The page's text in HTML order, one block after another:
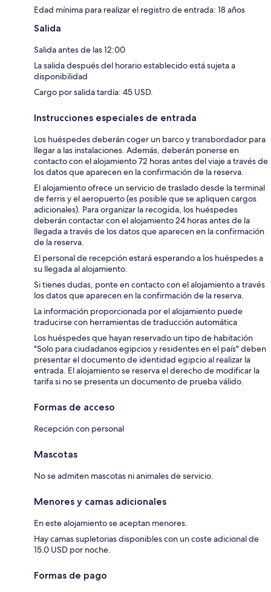
Edad mínima para realizar el registro de entrada: 18 años
Salida
Salida antes de las 12:00
La salida después del horario establecido está sujeta a
disponibilidad
Cargo por salida tardía: 45 USD.
Instrucciones especiales de entrada
Los huéspedes deberán coger un barco y transbordador para
llegar a las instalaciones. Además, deberán ponerse en
contacto con el alojamiento 72 horas antes del viaje a través de
los datos que aparecen en la confirmación de la reserva.
El alojamiento ofrece un servicio de traslado desde la terminal
de ferris y el aeropuerto (es posible que se apliquen cargos
adicionales). Para organizar la recogida, los huéspedes
deberán contactar con el alojamiento 24 horas antes de la
llegada a través de los datos que aparecen en la confirmación
de la reserva.
El personal de recepción estará esperando a los huéspedes a
su llegada al alojamiento.
Si tienes dudas, ponte en contacto con el alojamiento a través
los datos que aparecen en la confirmación de la reserva.
La información proporcionada por el alojamiento puede
traducirse con herramientas de traducción automática
Los huéspedes que hayan reservado un tipo de habitación
"Solo para ciudadanos egipcios y residentes en el país" deben
presentar el documento de identidad egipcio al realizar la
entrada. El alojamiento se reserva el derecho de modificar la
tarifa si no se presenta un documento de prueba válido.
Formas de acceso
Recepción con personal
Mascotas
No se admiten mascotas ni animales de servicio.
Menores y camas adicionales
En este alojamiento se aceptan menores.
Hay camas supletorias disponibles con un coste adicional de
15.0 USD por noche.
Formas de pago